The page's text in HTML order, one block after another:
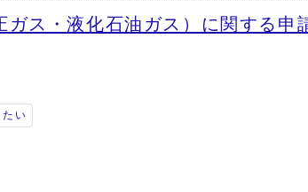
ガス・液化石油ガス）に関する申
い